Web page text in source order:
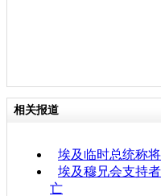
相关报道
埃及临时总统称
埃及穆兄会支持
亡